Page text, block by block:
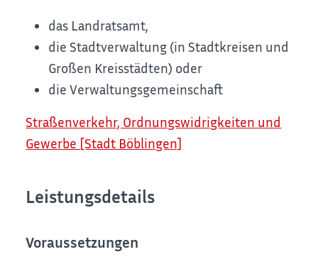
das Landratsamt,
die Stadtverwaltung (in Stadtkreisen und
Großen Kreisstädten) oder
die Verwaltungsgemeinschaft
Straßenverkehr, Ordnungswidrigkeiten und
Gewerbe [Stadt Böblingen]
Leistungsdetails
Voraussetzungen